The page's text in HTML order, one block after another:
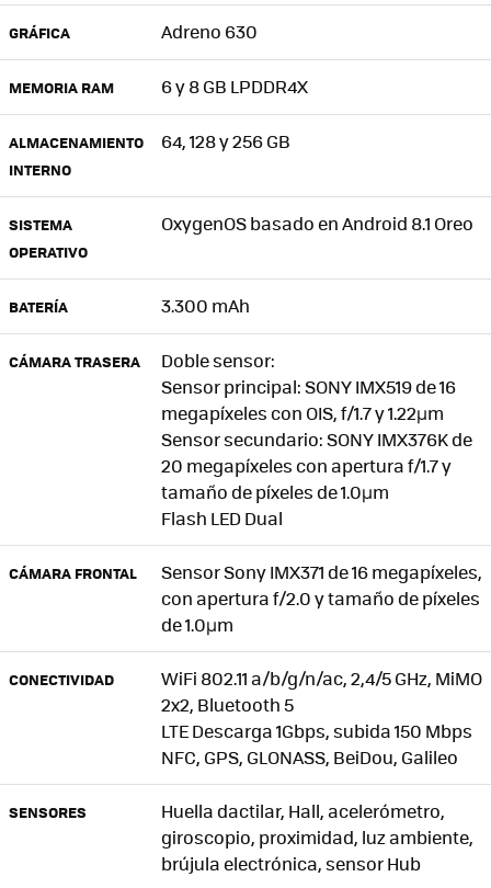
GRÁFICA Adreno 630
MEMORIA RAM 6 y 8 GB LPDDR4X
ALMACENAMIENTO
INTERNO
64, 128 y 256 GB
SISTEMA
OPERATIVO
OxygenOS basado en Android 8.1 Oreo
BATERÍA 3.300 mAh
CÁMARA TRASERA
Doble sensor:
Sensor principal: SONY IMX519 de 16
megapíxeles con OIS, f/1.7 y 1.22µm
Sensor secundario: SONY IMX376K de
20 megapíxeles con apertura f/1.7 y
tamaño de píxeles de 1.0µm
Flash LED Dual
CÁMARA FRONTAL
Sensor Sony IMX371 de 16 megapíxeles,
con apertura f/2.0 y tamaño de píxeles
de 1.0µm
CONECTIVIDAD
WiFi 802.11 a/b/g/n/ac, 2,4/5 GHz, MiMO
2x2, Bluetooth 5
LTE Descarga 1Gbps, subida 150 Mbps
NFC, GPS, GLONASS, BeiDou, Galileo
SENSORES
Huella dactilar, Hall, acelerómetro,
giroscopio, proximidad, luz ambiente,
brújula electrónica, sensor Hub